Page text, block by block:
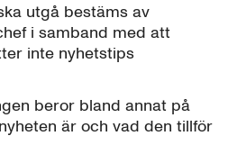
utgå bestäms av
i samband med att
inte nyhetstips
beror bland annat på
är och vad den tillför